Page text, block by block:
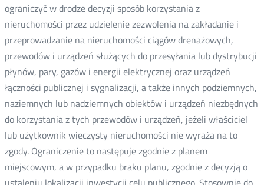
ograniczyć w drodze decyzji sposób korzystania z
nieruchomości przez udzielenie zezwolenia na zakładanie i
przeprowadzanie na nieruchomości ciągów drenażowych,
przewodów i urządzeń służących do przesyłania lub dystrybucji
płynów, pary, gazów i energii elektrycznej oraz urządzeń
łączności publicznej i sygnalizacji, a także innych podziemnych,
naziemnych lub nadziemnych obiektów i urządzeń niezbędnych
do korzystania z tych przewodów i urządzeń, jeżeli właściciel
lub użytkownik wieczysty nieruchomości nie wyraża na to
zgody. Ograniczenie to następuje zgodnie z planem
miejscowym, a w przypadku braku planu, zgodnie z decyzją o